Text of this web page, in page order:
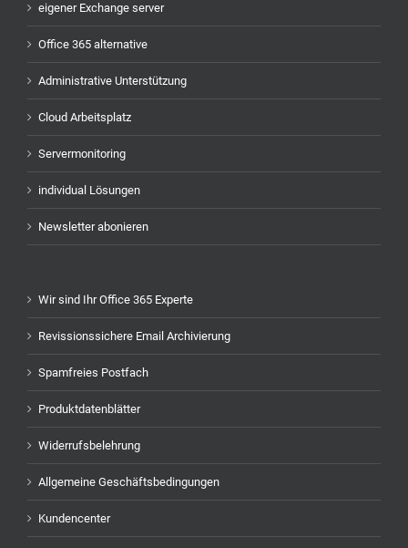
eigener Exchange server
Office 365 alternative
Administrative Unterstützung
Cloud Arbeitsplatz
Servermonitoring
individual Lösungen
Newsletter abonieren
Wir sind Ihr Office 365 Experte
Revissionssichere Email Archivierung
Spamfreies Postfach
Produktdatenblätter
Widerrufsbelehrung
Allgemeine Geschäftsbedingungen
Kundencenter